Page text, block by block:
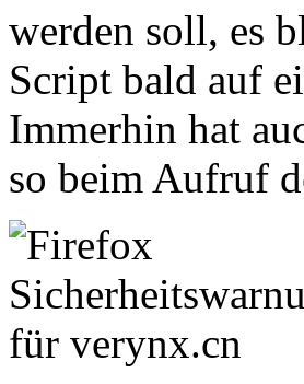
werden soll, es
Script bald auf
Immerhin hat
so beim Aufruf